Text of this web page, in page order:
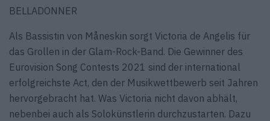
BELLADONNER
Als Bassistin von Måneskin sorgt Victoria de Angelis für
das Grollen in der Glam-Rock-Band. Die Gewinner des
Eurovision Song Contests 2021 sind der international
erfolgreichste Act, den der Musikwettbewerb seit Jahren
hervorgebracht hat. Was Victoria nicht davon abhält,
nebenbei auch als Solokünstlerin durchzustarten. Dazu